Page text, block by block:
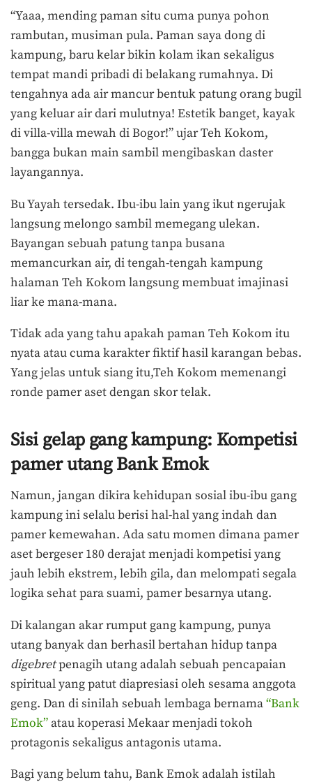
“Yaaa, mending paman situ cuma punya pohon
rambutan, musiman pula. Paman saya dong di
kampung, baru kelar bikin kolam ikan sekaligus
tempat mandi pribadi di belakang rumahnya. Di
tengahnya ada air mancur bentuk patung orang bugil
yang keluar air dari mulutnya! Estetik banget, kayak
di villa-villa mewah di Bogor!” ujar Teh Kokom,
bangga bukan main sambil mengibaskan daster
layangannya.
Bu Yayah tersedak. Ibu-ibu lain yang ikut ngerujak
langsung melongo sambil memegang ulekan.
Bayangan sebuah patung tanpa busana
memancurkan air, di tengah-tengah kampung
halaman Teh Kokom langsung membuat imajinasi
liar ke mana-mana.
Tidak ada yang tahu apakah paman Teh Kokom itu
nyata atau cuma karakter fiktif hasil karangan bebas.
Yang jelas untuk siang itu,Teh Kokom memenangi
ronde pamer aset dengan skor telak.
Sisi gelap gang kampung: Kompetisi
pamer utang Bank Emok
Namun, jangan dikira kehidupan sosial ibu-ibu gang
kampung ini selalu berisi hal-hal yang indah dan
pamer kemewahan. Ada satu momen dimana pamer
aset bergeser 180 derajat menjadi kompetisi yang
jauh lebih ekstrem, lebih gila, dan melompati segala
logika sehat para suami, pamer besarnya utang.
Di kalangan akar rumput gang kampung, punya
utang banyak dan berhasil bertahan hidup tanpa
digebretpenagih utang adalah sebuah pencapaian
spiritual yang patut diapresiasi oleh sesama anggota
geng. Dan di sinilah sebuah lembaga bernama“Bank
Emok”atau koperasi Mekaar menjadi tokoh
protagonis sekaligus antagonis utama.
Bagi yang belum tahu, Bank Emok adalah istilah